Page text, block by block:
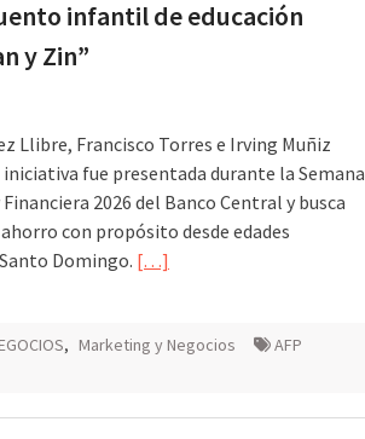
infantil de educación
y Zin”
Llibre, Francisco Torres e Irving Muñiz
iniciativa fue presentada durante la Semana
2026 del Banco Central y busca
con propósito desde edades
Domingo. […]
, Marketing y Negocios
AFP